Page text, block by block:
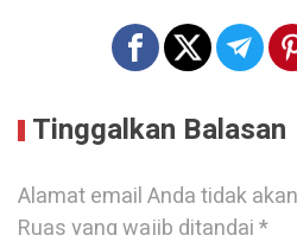
Tinggalkan Balasan
Alamat email Anda tidak
Ruas yang wajib ditandai*